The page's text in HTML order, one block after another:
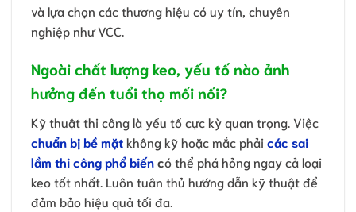
và lựa chọn các thương hiệu có uy tín, chuyên
nghiệp như VCC.
Ngoài chất lượng keo, yếu tố nào ảnh
hưởng đến tuổi thọ mối nối?
Kỹ thuật thi công là yếu tố cực kỳ quan trọng. Việc
chuẩn bị bề mặtkhông kỹ hoặc mắc phải các sai
lầm thi công phổ biếncó thể phá hỏng ngay cả loại
keo tốt nhất. Luôn tuân thủ hướng dẫn kỹ thuật để
đảm bảo hiệu quả tối đa.